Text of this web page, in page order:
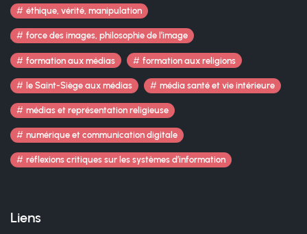
éthique, vérité, manipulation
force des images, philosophie de l’image
formation aux médias formation aux religions
le Saint-Siège aux médias média santé et vie intérieure
médias et représentation religieuse
numérique et communication digitale
réflexions critiques sur les systèmes d’information
Liens